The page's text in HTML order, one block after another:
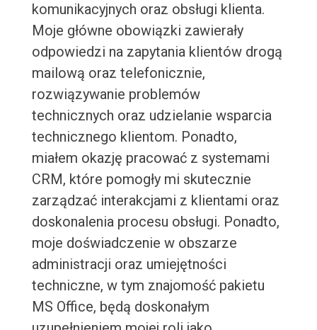
komunikacyjnych oraz obsługi klienta.
Moje główne obowiązki zawierały
odpowiedzi na zapytania klientów drogą
mailową oraz telefonicznie,
rozwiązywanie problemów
technicznych oraz udzielanie wsparcia
technicznego klientom. Ponadto,
miałem okazję pracować z systemami
CRM, które pomogły mi skutecznie
zarządzać interakcjami z klientami oraz
doskonalenia procesu obsługi. Ponadto,
moje doświadczenie w obszarze
administracji oraz umiejętności
techniczne, w tym znajomość pakietu
MS Office, będą doskonałym